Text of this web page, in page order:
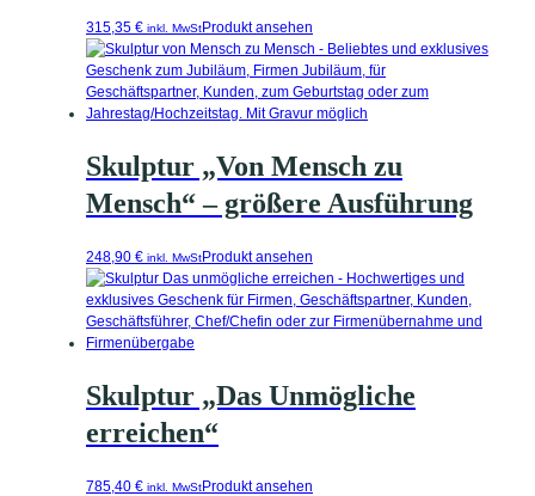
315,35 € inkl. MwStProdukt ansehen
Skulptur „Von Mensch zu
Mensch“ – größere Ausführung
248,90 € inkl. MwStProdukt ansehen
Skulptur „Das Unmögliche
erreichen“
785,40 € inkl. MwStProdukt ansehen